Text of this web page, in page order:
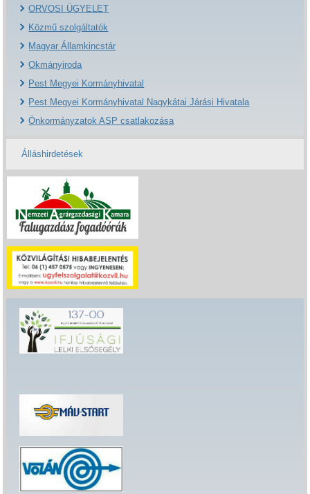
ORVOSI ÜGYELET
Közmű szolgáltatók
Magyar Államkincstár
Okmányiroda
Pest Megyei Kormányhivatal
Pest Megyei Kormányhivatal Nagykátai Járási Hivatala
Önkormányzatok ASP csatlakozása
Álláshirdetések